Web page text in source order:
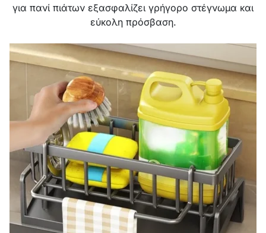
για πανί πιάτων εξασφαλίζει γρήγορο στέγνωμα και
εύκολη πρόσβαση.